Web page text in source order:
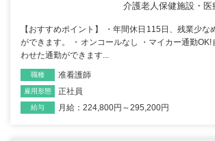
介護老人保健施設・医
【おすすめポイント】 ・年間休日115日、残業少な
ができます。 ・オンコールなし ・マイカー通勤OK!
わせた通勤ができます...
職種 准看護師
雇用形態 正社員
給与 月給：224,800円～295,200円